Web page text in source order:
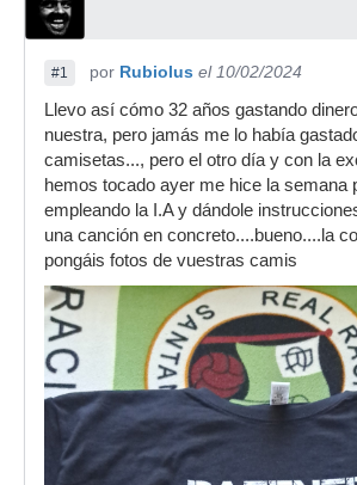
#1 por Rubiolus el 10/02/2024
Llevo así cómo 32 años gastando
nuestra, pero jamás me lo había
camisetas..., pero el otro día y con la
hemos tocado ayer me hice la semana
empleando la I.A y dándole
una canción en concreto....bueno....la
pongáis fotos de vuestras camis